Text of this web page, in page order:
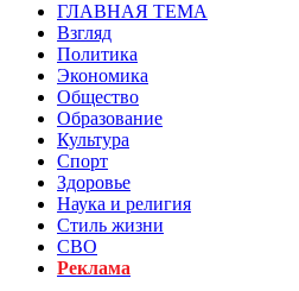
ГЛАВНАЯ ТЕМА
Взгляд
Политика
Экономика
Общество
Образование
Культура
Спорт
Здоровье
Наука и религия
Стиль жизни
СВО
Реклама